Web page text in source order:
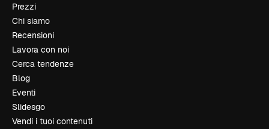
Prezzi
Chi siamo
Recensioni
Lavora con noi
Cerca tendenze
Blog
Eventi
Slidesgo
Vendi i tuoi contenuti